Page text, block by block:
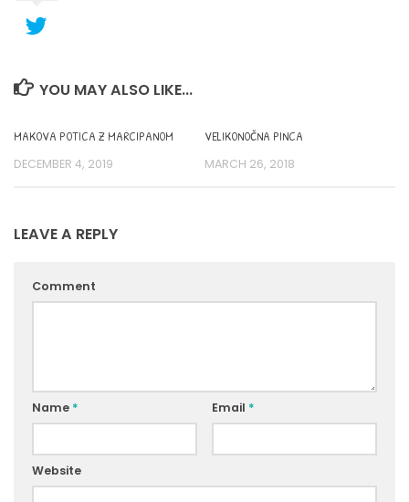
YOU MAY ALSO LIKE...
MAKOVA POTICA Z MARCIPANOM
DECEMBER 4, 2019
VELIKONOČNA PINCA
MARCH 26, 2018
LEAVE A REPLY
Comment
Name * Email *
Website